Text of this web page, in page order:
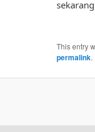
This entry
permalink.